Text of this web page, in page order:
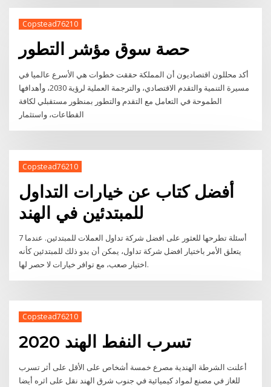
Copstead76210
حصة سوق مؤشر التطور
أكد محللون اقتصاديون أن المملكة حققت خطوات هي الأسرع عالميا في
مسيرة التنمية والتقدم الاقتصادي، والترجمة العملية لرؤية 2030، وأهدافها
الطموحة في التعامل مع التقدم والتطور بمنظور مستقبلي لكافة
القطاعات، واستثمار
Copstead76210
أفضل كتاب عن خيارات التداول
للمبتدئين في الهند
7 أسئلة تطرحها للعثور على افضل شركة تداول العملات للمبتدئين. عندما
يتعلق الأمر باختيار افضل شركة تداول، يمكن أن بدو ذلك للمبتدئين كأنه
اختيار صعب، مع توافر خيارات لا حصر لها.
Copstead76210
تسرب النفط الهند 2020
أعلنت الشرطة الهندية مصرع خمسة أشخاص على الأقل على أثر تسرب
للغاز في مصنع لمواد كيميائية في جنوب شرق الهند نقل على اثره أيضا